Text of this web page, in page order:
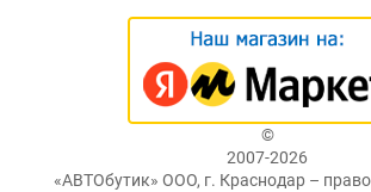
©
2007-2026
«АВТОбутик» ООО, г. Краснодар –